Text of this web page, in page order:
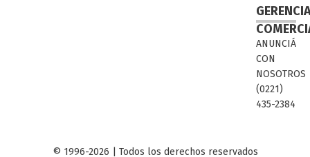
ANUNCIÁ
CON
NOSOTROS
(0221)
435-2384
© 1996-2026 | Todos los derechos reservados